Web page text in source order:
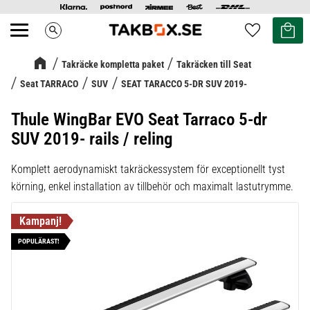
Meny search Favoriter
Kundvagn
Takräcke kompletta paket
Takräcken till Seat
Seat TARRACO
SUV SEAT TARACCO 5-DR SUV 2019-
Thule WingBar EVO Seat Tarraco 5-dr
SUV 2019- rails / reling
Komplett aerodynamiskt takräckessystem för exceptionellt tyst
körning, enkel installation av tillbehör och maximalt lastutrymme.
POPULÄRAST!